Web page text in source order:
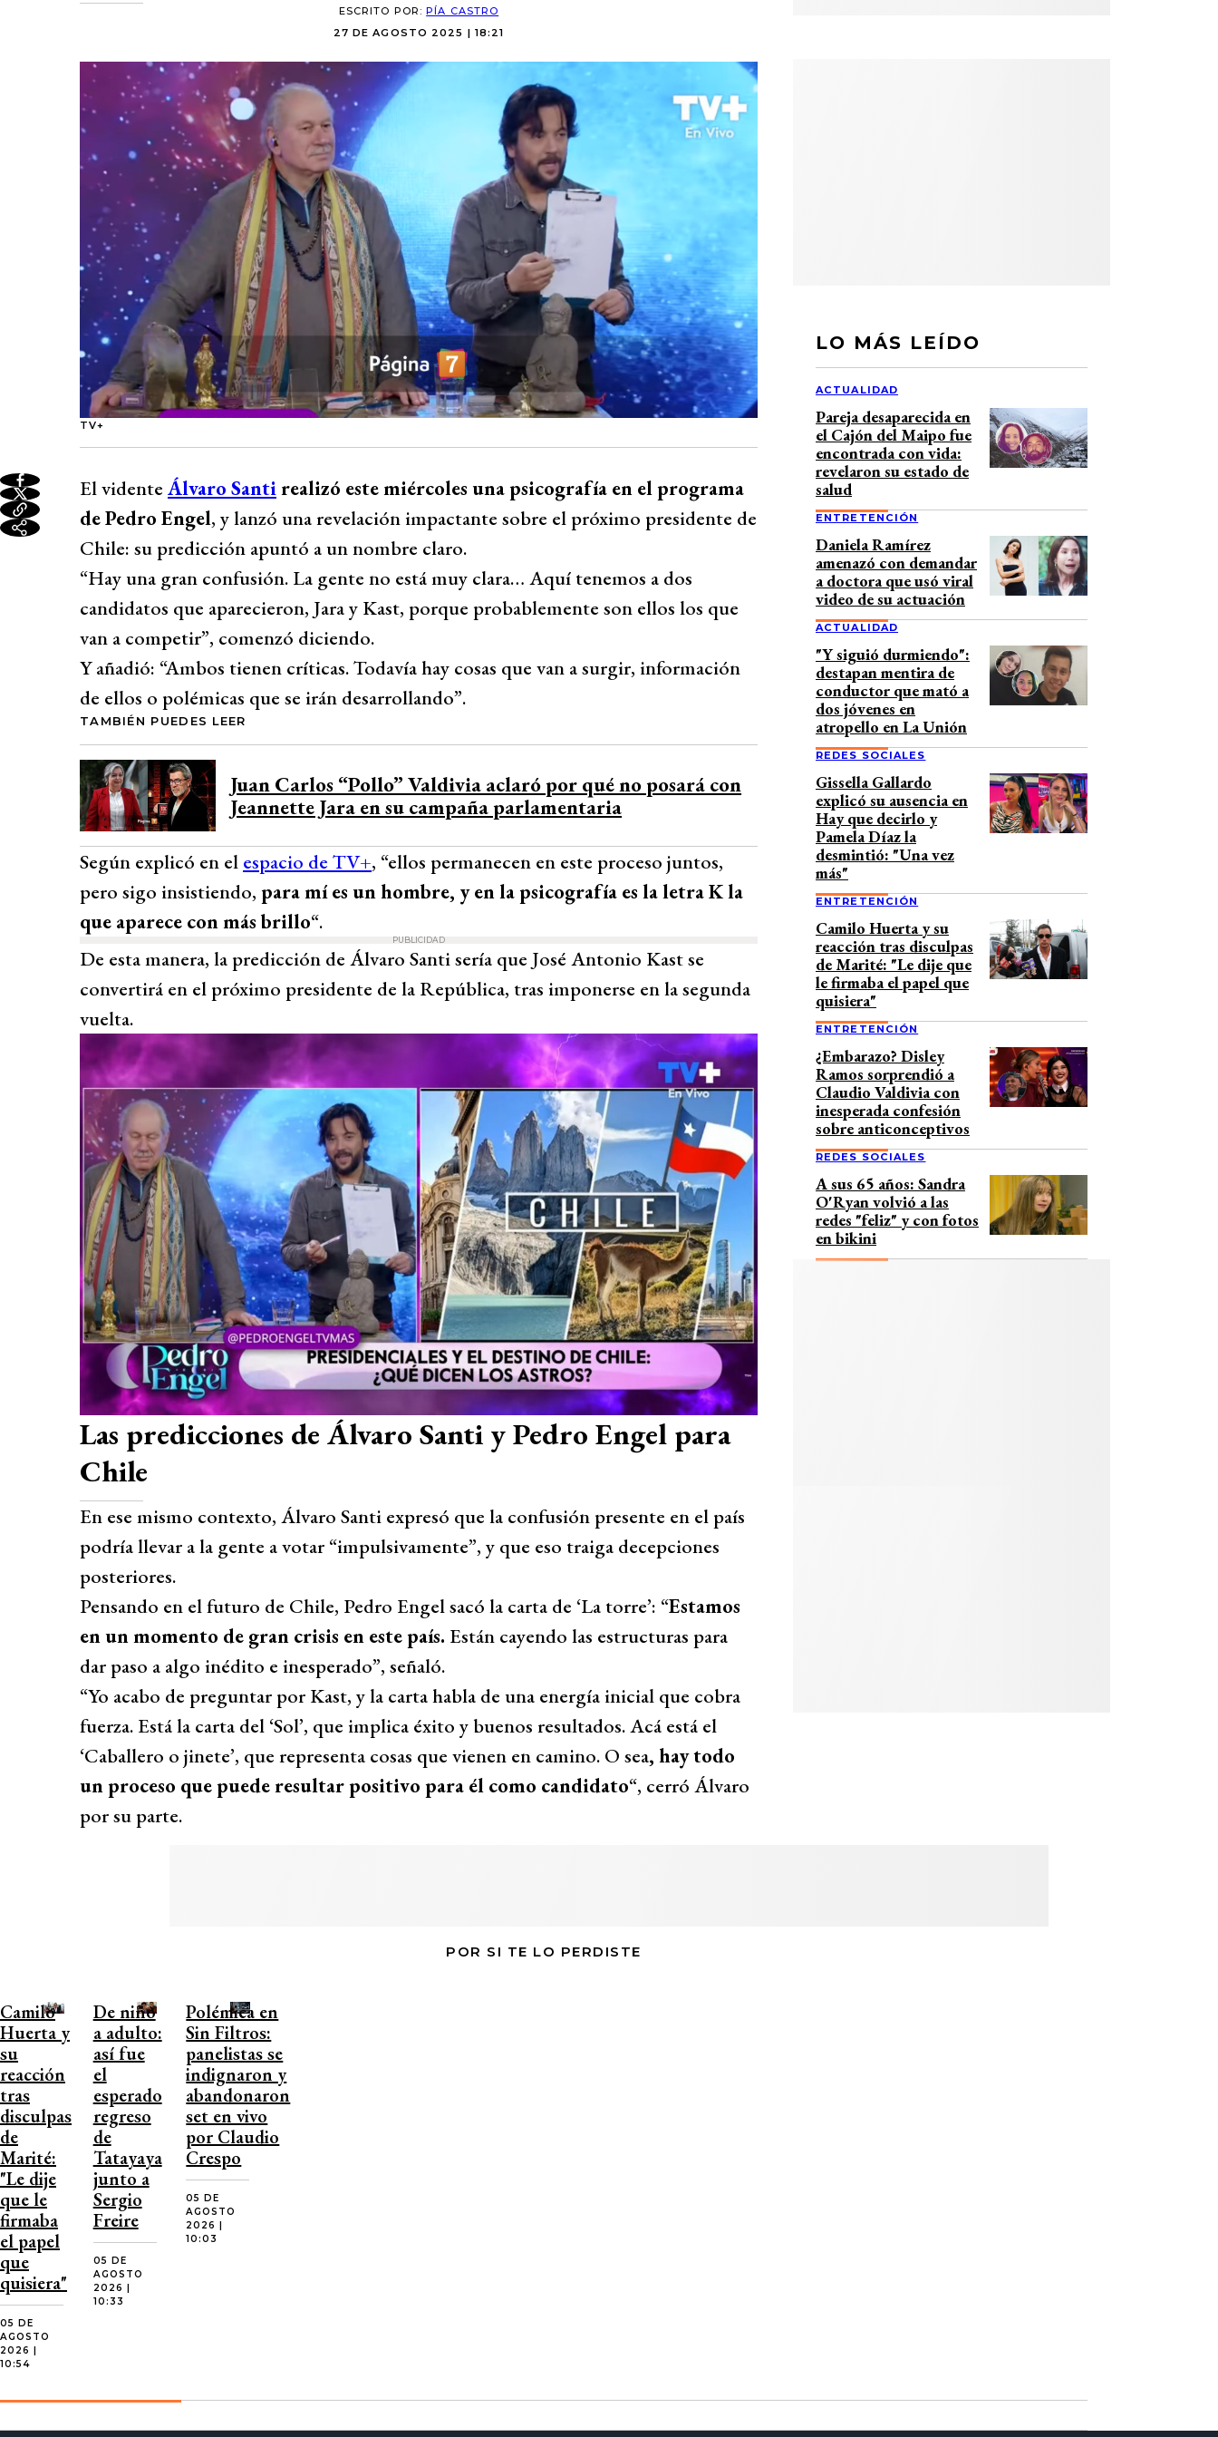
ESCRITO POR:PÍA CASTRO
27 DE AGOSTO 2025 | 18:21
TV+
El vidente Álvaro Santirealizó este miércoles una psicografía en el programa
de Pedro Engel, y lanzó una revelación impactante sobre el próximo presidente de
Chile: su predicción apuntó a un nombre claro.
“Hay una gran confusión. La gente no está muy clara… Aquí tenemos a dos
candidatos que aparecieron, Jara y Kast, porque probablemente son ellos los que
van a competir”, comenzó diciendo.
Y añadió: “Ambos tienen críticas. Todavía hay cosas que van a surgir, información
de ellos o polémicas que se irán desarrollando”.
TAMBIÉN PUEDES LEER
Juan Carlos “Pollo” Valdivia aclaró por qué no posará con
Jeannette Jara en su campaña parlamentaria
Según explicó en el espacio de TV+, “ellos permanecen en este proceso juntos,
pero sigo insistiendo, para mí es un hombre, y en la psicografía es la letra K la
que aparece con más brillo“.
PUBLICIDAD
De esta manera, la predicción de Álvaro Santi sería que José Antonio Kast se
convertirá en el próximo presidente de la República, tras imponerse en la segunda
vuelta.
Las predicciones de Álvaro Santi y Pedro Engel para
Chile
En ese mismo contexto, Álvaro Santi expresó que la confusión presente en el país
podría llevar a la gente a votar “impulsivamente”, y que eso traiga decepciones
posteriores.
Pensando en el futuro de Chile, Pedro Engel sacó la carta de ‘La torre’: “Estamos
en un momento de gran crisis en este país. Están cayendo las estructuras para
dar paso a algo inédito e inesperado”, señaló.
“Yo acabo de preguntar por Kast, y la carta habla de una energía inicial que cobra
fuerza. Está la carta del ‘Sol’, que implica éxito y buenos resultados. Acá está el
‘Caballero o jinete’, que representa cosas que vienen en camino. O sea, hay todo
un proceso que puede resultar positivo para él como candidato“, cerró Álvaro
por su parte.
LO MÁS LEÍDO
ACTUALIDAD
Pareja desaparecida en
el Cajón del Maipo fue
encontrada con vida:
revelaron su estado de
salud
ENTRETENCIÓN
Daniela Ramírez
amenazó con demandar
a doctora que usó viral
video de su actuación
ACTUALIDAD
"Y siguió durmiendo":
destapan mentira de
conductor que mató a
dos jóvenes en
atropello en La Unión
REDES SOCIALES
Gissella Gallardo
explicó su ausencia en
Hay que decirlo y
Pamela Díaz la
desmintió: "Una vez
más"
ENTRETENCIÓN
Camilo Huerta y su
reacción tras disculpas
de Marité: "Le dije que
le firmaba el papel que
quisiera"
ENTRETENCIÓN
¿Embarazo? Disley
Ramos sorprendió a
Claudio Valdivia con
inesperada confesión
sobre anticonceptivos
REDES SOCIALES
A sus 65 años: Sandra
O'Ryan volvió a las
redes "feliz" y con fotos
en bikini
POR SI TE LO PERDISTE
Camilo
Huerta y
su
reacción
tras
disculpas
de
Marité:
"Le dije
que le
firmaba
el papel
que
quisiera"
05 DE
AGOSTO
2026 |
10:54
De niño
a adulto:
así fue
el
esperado
regreso
de
Tatayaya
junto a
Sergio
Freire
05 DE
AGOSTO
2026 |
10:33
Polémica en
Sin Filtros:
panelistas se
indignaron y
abandonaron
set en vivo
por Claudio
Crespo
05 DE
AGOSTO
2026 |
10:03